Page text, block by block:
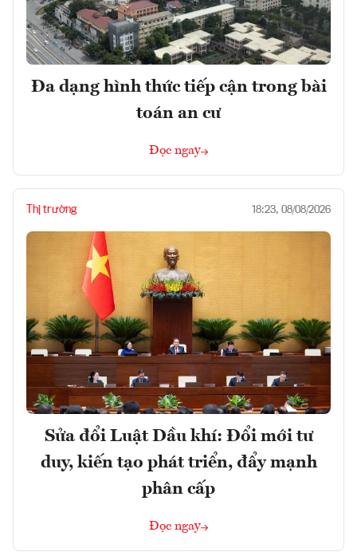
Đa dạng hình thức tiếp cận trong bài
toán an cư
Đọc ngay
Thị trường 18:23, 08/08/2026
Sửa đổi Luật Dầu khí: Đổi mới tư
duy, kiến tạo phát triển, đẩy mạnh
phân cấp
Đọc ngay